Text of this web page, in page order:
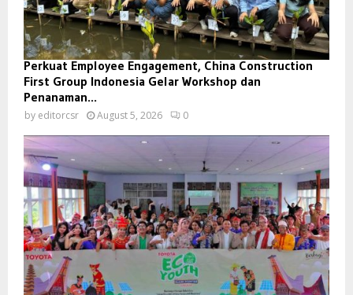
Perkuat Employee Engagement, China Construction
First Group Indonesia Gelar Workshop dan
Penanaman...
by editorcsr August 5, 2026 0